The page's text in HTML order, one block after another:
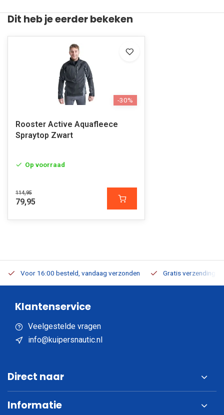
Dit heb je eerder bekeken
-30%
Rooster Active Aquafleece
Spraytop Zwart
Op voorraad
114,95
79,95
Voor 16:00 besteld, vandaag verzonden Gratis verzending
Klantenservice
Veelgestelde vragen
info@kuipersnautic.nl
Direct naar
Informatie